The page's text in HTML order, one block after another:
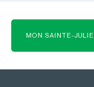
MON SAINTE-JULIE